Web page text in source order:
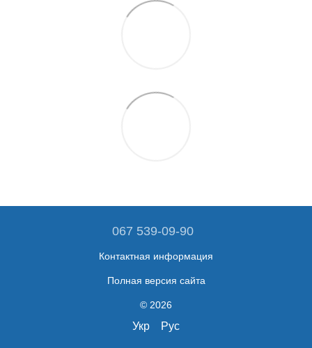
067 539-09-90
Контактная информация
Полная версия сайта
© 2026
Укр Рус